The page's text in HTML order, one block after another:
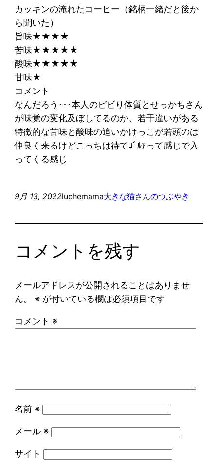
カッキンの淹れたコーヒー（銘柄一緒だと後か
ら聞いた）
旨味★★★★
苦味★★★★★
酸味★★★★★
甘味★
コメント
なんだろう･･･本人のビビり体質とせっかちさん
が味覚の変化及ぼしてるのか、若干違いがある
特徴的な苦味と酸味の追いかけっこが若頭のは
仲良く来るけどこっちは待てｺﾞﾙｱって感じで入
ってくる感じ
9月 13, 2022luchemama大きな猫さんのつぶやき
コメントを残す
メールアドレスが公開されることはありませ
ん。
※ が付いている欄は必須項目です
コメント ※
名前 ※
メール ※
サイト